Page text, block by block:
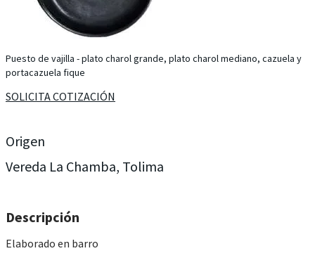
Puesto de vajilla - plato charol grande, plato charol mediano, cazuela y
portacazuela fique
SOLICITA COTIZACIÓN
Origen
Vereda La Chamba, Tolima
​Descripción
Elaborado en barro